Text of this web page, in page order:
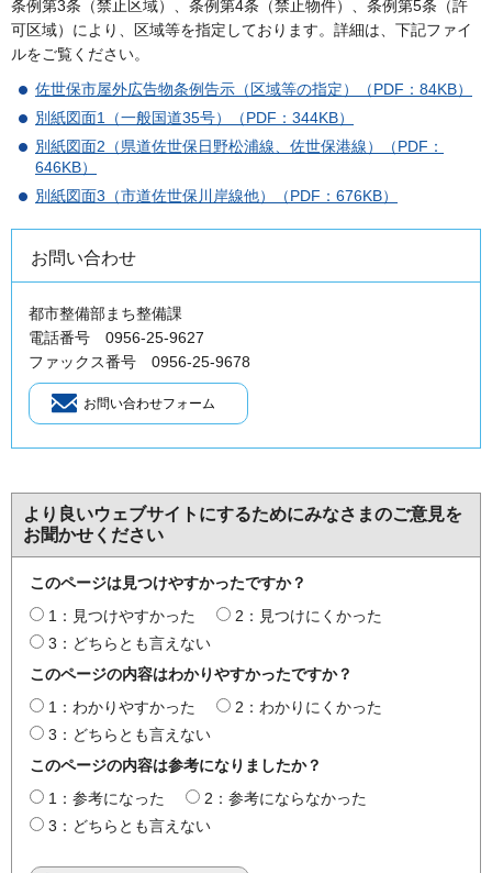
条例第3条（禁止区域）、条例第4条（禁止物件）、条例第5条（許
可区域）により、区域等を指定しております。詳細は、下記ファイ
ルをご覧ください。
佐世保市屋外広告物条例告示（区域等の指定）（PDF：84KB）
別紙図面1（一般国道35号）（PDF：344KB）
別紙図面2（県道佐世保日野松浦線、佐世保港線）（PDF：
646KB）
別紙図面3（市道佐世保川岸線他）（PDF：676KB）
お問い合わせ
都市整備部まち整備課
電話番号 0956-25-9627
ファックス番号 0956-25-9678
より良いウェブサイトにするためにみなさまのご意見を
お聞かせください
このページは見つけやすかったですか？
1：見つけやすかった
2：見つけにくかった
3：どちらとも言えない
このページの内容はわかりやすかったですか？
1：わかりやすかった
2：わかりにくかった
3：どちらとも言えない
このページの内容は参考になりましたか？
1：参考になった
2：参考にならなかった
3：どちらとも言えない